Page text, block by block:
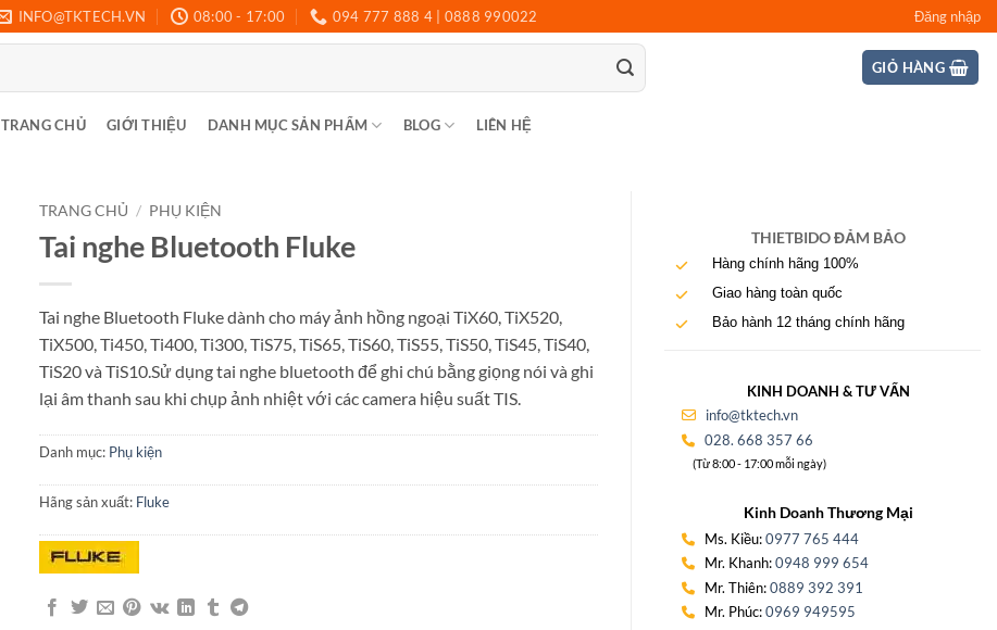
INFO@TKTECH.VN 08:00 - 17:00 094 777 888 4 | 0888 990022 Đăng nhập
GIỎ HÀNG
TRANG CHỦ GIỚI THIỆU DANH MỤC SẢN PHẨM BLOG LIÊN HỆ
TRANG CHỦ / PHỤ KIỆN
Tai nghe Bluetooth Fluke
Tai nghe Bluetooth Fluke dành cho máy ảnh hồng ngoại TiX60, TiX520,
TiX500, Ti450, Ti400, Ti300, TiS75, TiS65, TiS60, TiS55, TiS50, TiS45, TiS40,
TiS20 và TiS10.Sử dụng tai nghe bluetooth để ghi chú bằng giọng nói và ghi
lại âm thanh sau khi chụp ảnh nhiệt với các camera hiệu suất TIS.
Danh mục: Phụ kiện
Hãng sản xuất: Fluke
THIETBIDO ĐẢM BẢO
Hàng chính hãng 100%
Giao hàng toàn quốc
Bảo hành 12 tháng chính hãng
KINH DOANH & TƯ VẤN
info@tktech.vn
028. 668 357 66
(Từ 8:00 - 17:00 mỗi ngày)
Kinh Doanh Thương Mại
Ms. Kiều:0977 765 444
Mr. Khanh:0948 999 654
Mr. Thiên:0889 392 391
Mr. Phúc:0969 949595